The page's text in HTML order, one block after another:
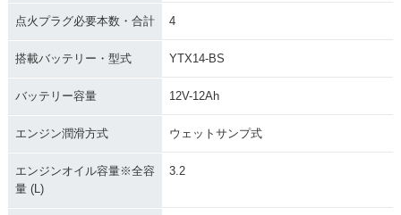
点火プラグ必要本数・合計 4
搭載バッテリー・型式 YTX14-BS
バッテリー容量 12V-12Ah
エンジン潤滑方式 ウェットサンプ式
エンジンオイル容量※全容
量 (L)
3.2